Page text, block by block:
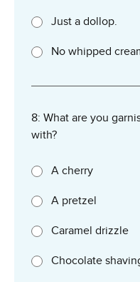
Just a dollop.
No whipped
8: What are you
with?
A cherry
A pretzel
Caramel drizzle
Chocolate